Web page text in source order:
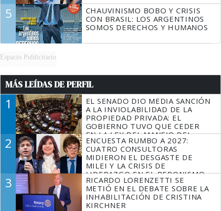
5
CHAUVINISMO BOBO Y CRISIS
CON BRASIL: LOS ARGENTINOS
SOMOS DERECHOS Y HUMANOS
Espacio Publicitario
MÁS LEÍDAS DE PERFIL
1
EL SENADO DIO MEDIA SANCIÓN
A LA INVIOLABILIDAD DE LA
PROPIEDAD PRIVADA: EL
GOBIERNO TUVO QUE CEDER
EN LA LEY DEL MANEJO DEL
FUEGO
2
ENCUESTA RUMBO A 2027:
CUATRO CONSULTORAS
MIDIERON EL DESGASTE DE
MILEI Y LA CRISIS DE
LIDERAZGO EN EL PERONISMO
3
RICARDO LORENZETTI SE
METIÓ EN EL DEBATE SOBRE LA
INHABILITACIÓN DE CRISTINA
KIRCHNER